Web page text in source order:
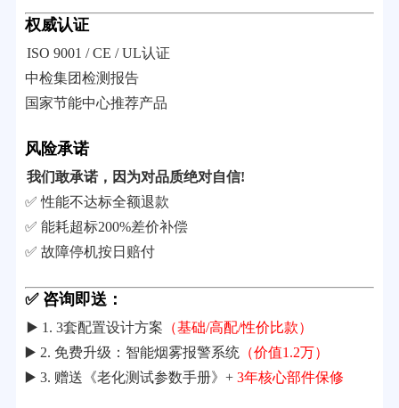
权威认证
ISO 9001 / CE / UL认证
中检集团检测报告
国家节能中心推荐产品
风险承诺
我们敢承诺，因为对品质绝对自信!
✅ 性能不达标全额退款
✅ 能耗超标200%差价补偿
✅ 故障停机按日赔付
✅ 咨询即送：
▶️ 1. 3套配置设计方案 （基础/高配/性价比款）
▶️ 2. 免费升级：智能烟雾报警系统（价值1.2万）
▶️ 3. 赠送《老化测试参数手册》+ 3年核心部件保修